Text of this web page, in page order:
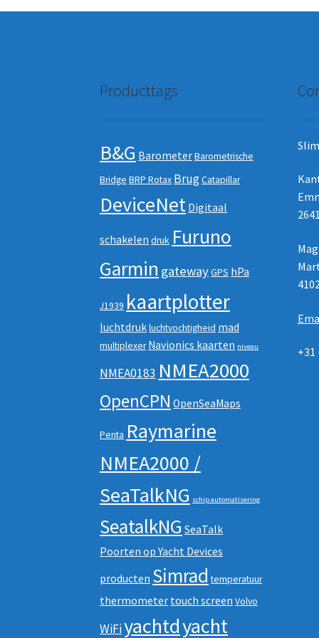
Producttags
B&G BarometerBarometrische
Bridge BRP Rotax BrugCatapillar
DeviceNet Digitaal
schakelen druk Furuno
Garmin gatewayGPS hPa
J1939 kaartplotter
luchtdrukluchtvochtigheid mad
multiplexer Navionics kaarten niveau
NMEA0183 NMEA2000
OpenCPN OpenSeaMaps
Penta Raymarine
NMEA2000 /
SeaTalkNG schip automatisering
SeatalkNG SeaTalk
Poorten op Yacht Devices
producten Simrad temperatuur
thermometer touch screen Volvo
WiFiyachtdyacht
+31